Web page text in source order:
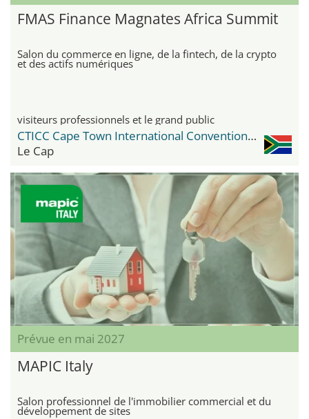
FMAS Finance Magnates Africa Summit
Salon du commerce en ligne, de la fintech, de la crypto
et des actifs numériques
visiteurs professionnels et le grand public
CTICC Cape Town International Convention Center
Le Cap
Prévue en mai 2027
MAPIC Italy
Salon professionnel de l'immobilier commercial et du
développement de sites